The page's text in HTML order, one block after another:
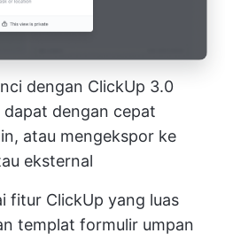
dengan ClickUp 3.0
dengan cepat
atau mengekspor ke
eksternal
fitur ClickUp yang luas
templat formulir umpan